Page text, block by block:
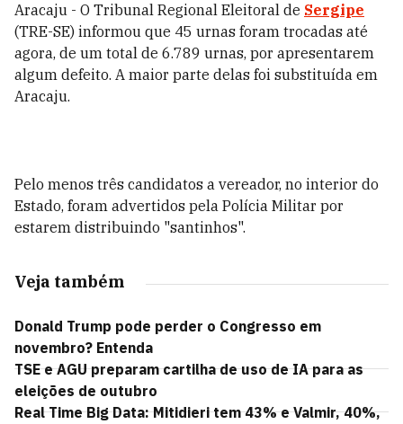
Aracaju - O Tribunal Regional Eleitoral de Sergipe
(TRE-SE) informou que 45 urnas foram trocadas até
agora, de um total de 6.789 urnas, por apresentarem
algum defeito. A maior parte delas foi substituída em
Aracaju.
Pelo menos três candidatos a vereador, no interior do
Estado, foram advertidos pela Polícia Militar por
estarem distribuindo "santinhos".
Veja também
Donald Trump pode perder o Congresso em
novembro? Entenda
TSE e AGU preparam cartilha de uso de IA para as
eleições de outubro
Real Time Big Data: Mitidieri tem 43% e Valmir, 40%,